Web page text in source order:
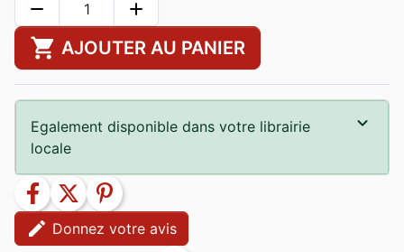
remove add
shopping_cart AJOUTER AU PANIER
Egalement disponible dans votre librairie
locale
facebook twitter
pinterest
edit Donnez votre avis